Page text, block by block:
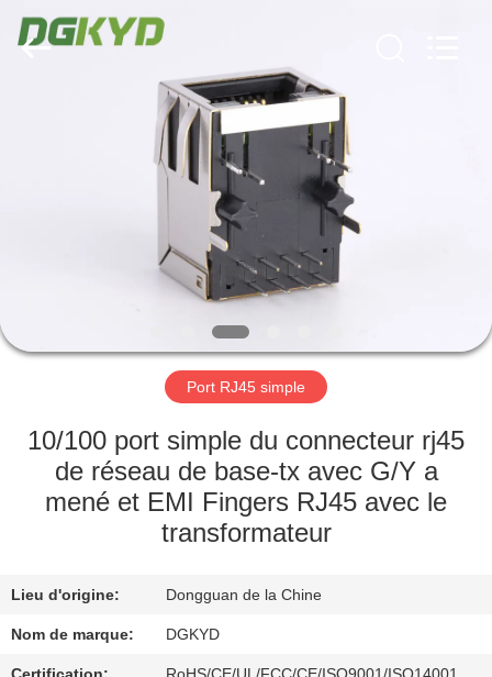
AU
DE
NOUS
CONTRÔLE
Keyouda
Electronic
Technology
Port RJ45 simple
10/100 port simple du connecteur rj45
de réseau de base-tx avec G/Y a
mené et EMI Fingers RJ45 avec le
transformateur
Lieu d'origine: Dongguan de la Chine
Nom de marque: DGKYD